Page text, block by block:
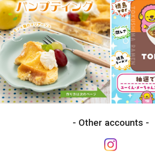
Other accounts